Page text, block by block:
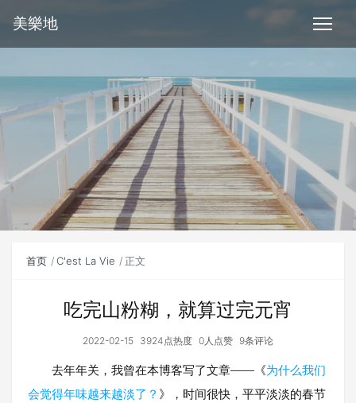
美樂地
首页 C'est La Vie 正文
吃完山粉糊，就算过完元宵
2022-02-15 3924点热度 0人点赞 9条评论
去年年关，我曾在本博客写了文章——《为什么我们
会觉得年味越来越淡了？ 》，时间很快，平平淡淡的春节